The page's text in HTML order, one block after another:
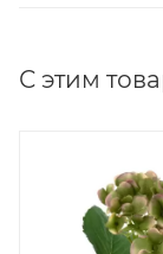
С этим